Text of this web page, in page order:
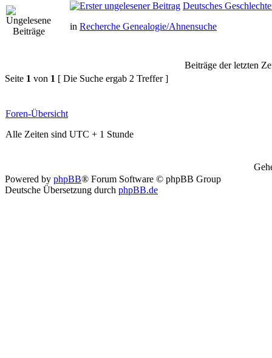
Deutsches
in Recherche Genealogie/Ahnensuche
Beiträge der letzten
Seite 1 von 1 [ Die Suche ergab 2 Treffer ]
Foren-Übersicht
Alle Zeiten sind UTC + 1 Stunde
Powered by phpBB® Forum Software © phpBB Group
Deutsche Übersetzung durch phpBB.de